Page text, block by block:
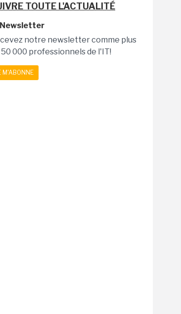
TOUTE L'ACTUALITÉ
Newsletter
notre newsletter comme plus
50 000 professionnels de l'IT!
M'ABONNE